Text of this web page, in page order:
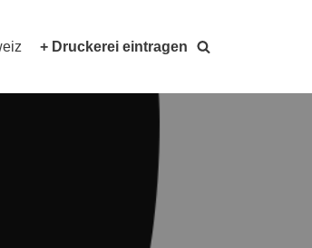
+ Druckerei eintragen